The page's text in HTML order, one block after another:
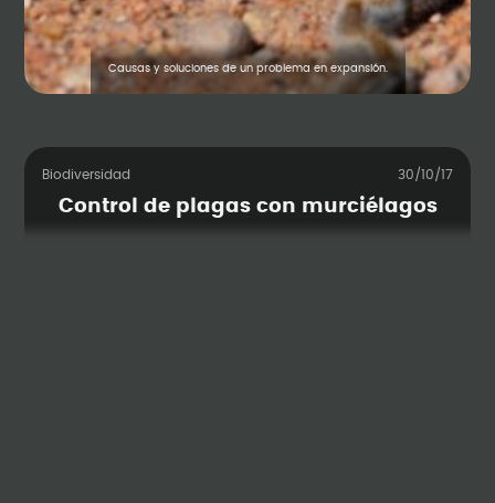
Causas y soluciones de un problema en expansión.
Biodiversidad 30/10/17
Control de plagas con murciélagos